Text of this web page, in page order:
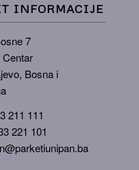
INFORMACIJE
7
Centar
Bosna i
211 111
221 101